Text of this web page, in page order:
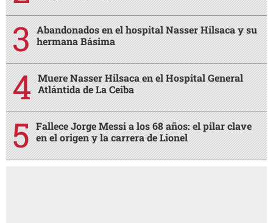
Abandonados en el hospital Nasser Hilsaca y su
hermana Básima
Muere Nasser Hilsaca en el Hospital General
Atlántida de La Ceiba
Fallece Jorge Messi a los 68 años: el pilar clave
en el origen y la carrera de Lionel